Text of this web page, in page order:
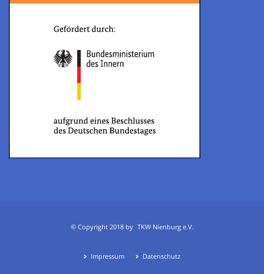
© Copyright 2018 by TKW Nienburg e.V.
Impressum Datenschutz